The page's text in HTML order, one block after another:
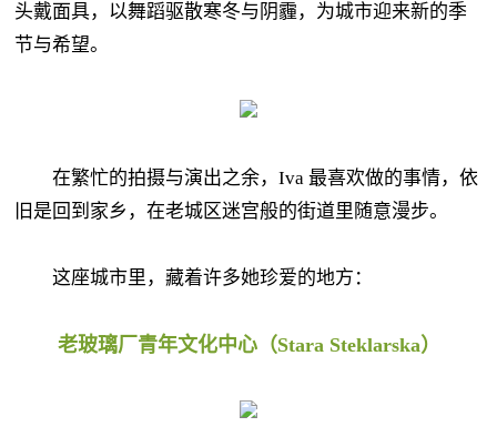
头戴面具，以舞蹈驱散寒冬与阴霾，为城市迎来新的季
节与希望。
在繁忙的拍摄与演出之余，Iva 最喜欢做的事情，依
旧是回到家乡，在老城区迷宫般的街道里随意漫步。
这座城市里，藏着许多她珍爱的地方：
老玻璃厂青年文化中心（Stara Steklarska）